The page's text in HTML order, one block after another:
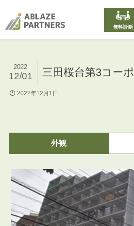
無料診断
三田桜台第3コーポ
2022
12/01
2022年12月1日
外観